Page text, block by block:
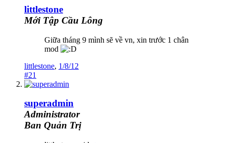
littlestone
Mới Tập Cầu Lông
Giữa tháng 9 mình sẽ về vn, xin trước 1 chân
mod
littlestone, 1/8/12
#21
superadmin
Administrator
Ban Quản Trị